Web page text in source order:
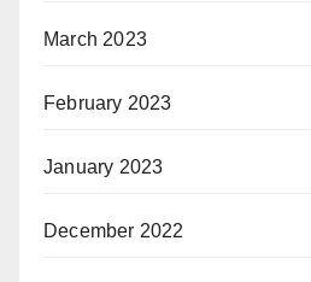
March 2023
February 2023
January 2023
December 2022